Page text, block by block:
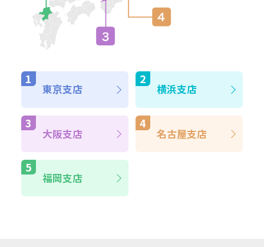
東京支店 横浜支店
大阪支店 名古屋支店
福岡支店